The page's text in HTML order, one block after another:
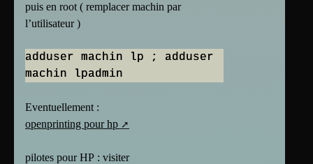
puis en root ( remplacer machin par
l’utilisateur )
adduser machin lp ; adduser
machin lpadmin
Eventuellement :
openprinting pour hp
pilotes pour HP : visiter